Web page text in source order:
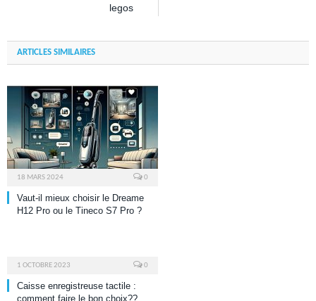
legos
ARTICLES SIMILAIRES
18 MARS 2024 0
Vaut-il mieux choisir le Dreame
H12 Pro ou le Tineco S7 Pro ?
1 OCTOBRE 2023 0
Caisse enregistreuse tactile :
comment faire le bon choix??